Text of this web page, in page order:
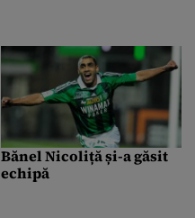
Bănel Nicoliță și-a găsit
echipă